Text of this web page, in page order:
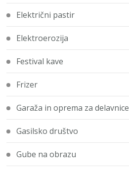
Električni pastir
Elektroerozija
Festival kave
Frizer
Garaža in oprema za delavnice
Gasilsko društvo
Gube na obrazu